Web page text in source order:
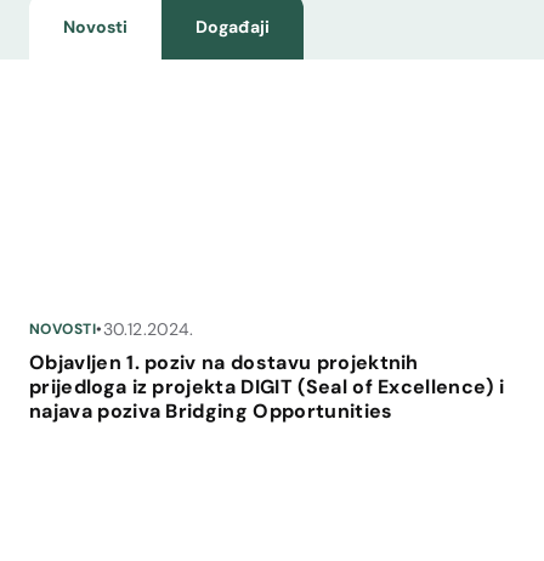
Novosti Događaji
NOVOSTI•30.12.2024.
Objavljen 1. poziv na dostavu projektnih
prijedloga iz projekta DIGIT (Seal of Excellence) i
najava poziva Bridging Opportunities